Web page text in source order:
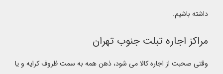
داشته باشیم.
مراکز اجاره تبلت جنوب تهران
وقتی صحبت از اجاره کالا می شود، ذهن همه به سمت ظروف کرایه و یا